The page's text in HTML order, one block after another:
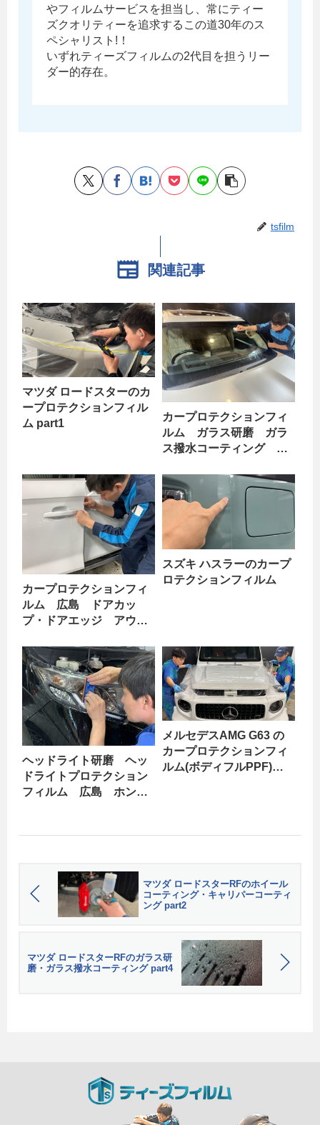
やフィルムサービスを担当し、常にティー
ズクオリティーを追求するこの道30年のス
ペシャリスト!！
いずれティーズフィルムの2代目を担うリー
ダー的存在。
tsfilm
関連記事
マツダ ロードスターのカ
ープロテクションフィル
ム part1
カープロテクションフィ
ルム ガラス研磨 ガラ
ス撥水コーティング 広
ーザー part1
カープロテクションフィ
ルム 広島 ドアカッ
プ・ドアエッジ アウデ
スズキ ハスラーのカープ
ロテクションフィルム
ヘッドライト研磨 ヘッ
ドライトプロテクション
フィルム 広島 ホン
メルセデスAMG G63 の
カープロテクションフィ
ルム(ボディフルPPF)
マツダ ロードスターRFのホイール
コーティング・キャリパーコーティ
ング part2
マツダ ロードスターRFのガラス研
磨・ガラス撥水コーティング part4